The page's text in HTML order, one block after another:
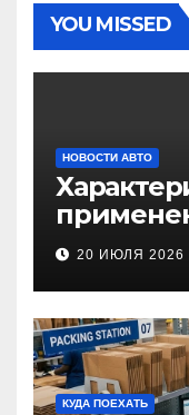
YOU MISSED
НОВОСТИ АВТО
99.35050
20 ИЮЛЯ 2026
КУДА ПОЕХАТЬ